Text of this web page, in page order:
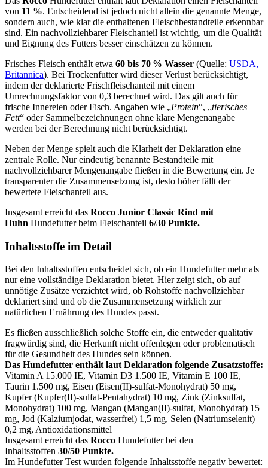
von 11 %. Entscheidend ist jedoch nicht allein die genannte Menge,
sondern auch, wie klar die enthaltenen Fleischbestandteile erkennbar
sind. Ein nachvollziehbarer Fleischanteil ist wichtig, um die Qualität
und Eignung des Futters besser einschätzen zu können.
Frisches Fleisch enthält etwa 60 bis 70 % Wasser (Quelle: USDA,
Britannica). Bei Trockenfutter wird dieser Verlust berücksichtigt,
indem der deklarierte Frischfleischanteil mit einem
Umrechnungsfaktor von 0,3 berechnet wird. Das gilt auch für
frische Innereien oder Fisch. Angaben wie „Protein“, „tierisches
Fett“ oder Sammelbezeichnungen ohne klare Mengenangabe
werden bei der Berechnung nicht berücksichtigt.
Neben der Menge spielt auch die Klarheit der Deklaration eine
zentrale Rolle. Nur eindeutig benannte Bestandteile mit
nachvollziehbarer Mengenangabe fließen in die Bewertung ein. Je
transparenter die Zusammensetzung ist, desto höher fällt der
bewertete Fleischanteil aus.
Insgesamt erreicht das Rocco Junior Classic Rind mit
Huhn Hundefutter beim Fleischanteil 6/30 Punkte.
Inhaltsstoffe im Detail
Bei den Inhaltsstoffen entscheidet sich, ob ein Hundefutter mehr als
nur eine vollständige Deklaration bietet. Hier zeigt sich, ob auf
unnötige Zusätze verzichtet wird, ob Rohstoffe nachvollziehbar
deklariert sind und ob die Zusammensetzung wirklich zur
natürlichen Ernährung des Hundes passt.
Es fließen ausschließlich solche Stoffe ein, die entweder qualitativ
fragwürdig sind, die Herkunft nicht offenlegen oder problematisch
für die Gesundheit des Hundes sein können.
Das Hundefutter enthält laut Deklaration folgende Zusatzstoffe:
Vitamin A 15.000 IE, Vitamin D3 1.500 IE, Vitamin E 100 IE,
Taurin 1.500 mg, Eisen (Eisen(II)-sulfat-Monohydrat) 50 mg,
Kupfer (Kupfer(II)-sulfat-Pentahydrat) 10 mg, Zink (Zinksulfat,
Monohydrat) 100 mg, Mangan (Mangan(II)-sulfat, Monohydrat) 15
mg, Jod (Kalziumjodat, wasserfrei) 1,5 mg, Selen (Natriumselenit)
0,2 mg, Antioxidationsmittel
Insgesamt erreicht das Rocco Hundefutter bei den
Inhaltsstoffen 30/50 Punkte.
Im Hundefutter Test wurden folgende Inhaltsstoffe negativ bewertet: